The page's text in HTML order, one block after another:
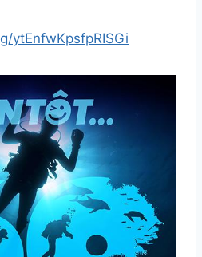
ytEnfwKpsfpRISGi